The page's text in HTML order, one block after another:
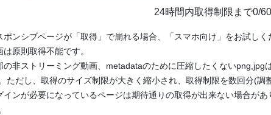
24時間内取得制限まで0/
ポンシブページが「取得」で崩れる場合、「スマホ向け」をお試しく
は原則取得不能です。
の非ストリーミング動画、metadataのために圧縮したくないpng,jpg
ただし、取得のサイズ制限が大きく縮小され、取得制限を数回分(調
インが必要になっているページは期待通りの取得が出来ない場合が